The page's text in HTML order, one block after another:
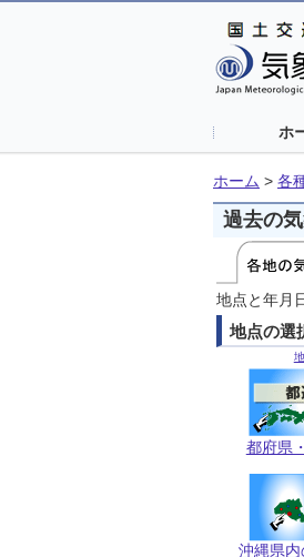
ホ
ホーム > 各
過去の
地点と年月
地点の選
都府県
沖縄県